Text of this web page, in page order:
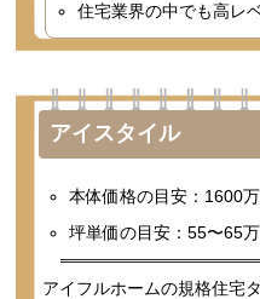
住宅業界の中でも高レ
アイスタイル
本体価格の目安：1600
坪単価の目安：55〜65
アイフルホームの規格住宅